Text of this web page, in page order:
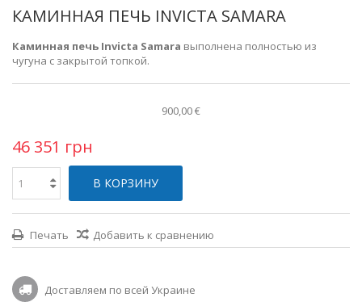
КАМИННАЯ ПЕЧЬ INVICTA SAMARA
Каминная печь Invicta Samara выполнена полностью из
чугуна с закрытой топкой.
900,00 €
46 351 грн
В КОРЗИНУ
Печать Добавить к сравнению
Доставляем по всей Украине